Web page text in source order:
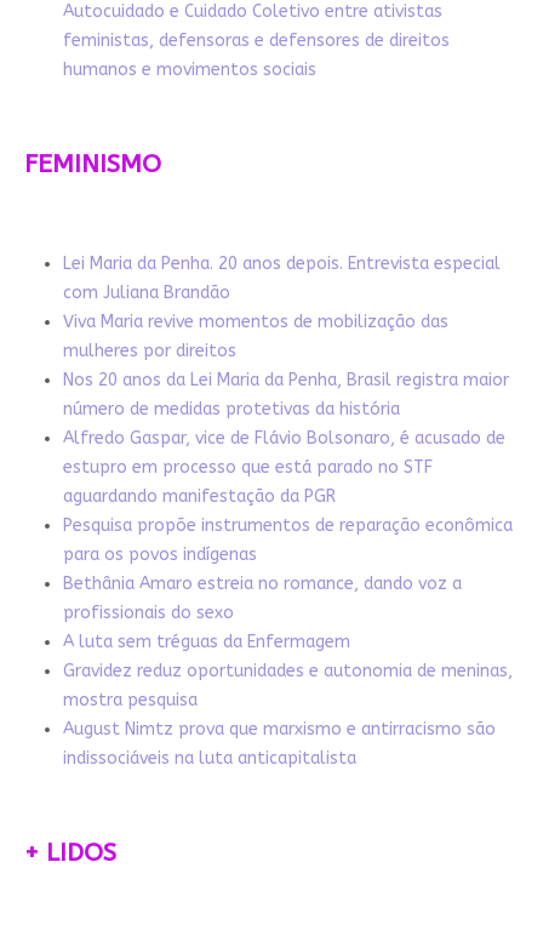
Autocuidado e Cuidado Coletivo entre ativistas
feministas, defensoras e defensores de direitos
humanos e movimentos sociais
FEMINISMO
Lei Maria da Penha. 20 anos depois. Entrevista especial
com Juliana Brandão
Viva Maria revive momentos de mobilização das
mulheres por direitos
Nos 20 anos da Lei Maria da Penha, Brasil registra maior
número de medidas protetivas da história
Alfredo Gaspar, vice de Flávio Bolsonaro, é acusado de
estupro em processo que está parado no STF
aguardando manifestação da PGR
Pesquisa propõe instrumentos de reparação econômica
para os povos indígenas
Bethânia Amaro estreia no romance, dando voz a
profissionais do sexo
A luta sem tréguas da Enfermagem
Gravidez reduz oportunidades e autonomia de meninas,
mostra pesquisa
August Nimtz prova que marxismo e antirracismo são
indissociáveis na luta anticapitalista
+ LIDOS